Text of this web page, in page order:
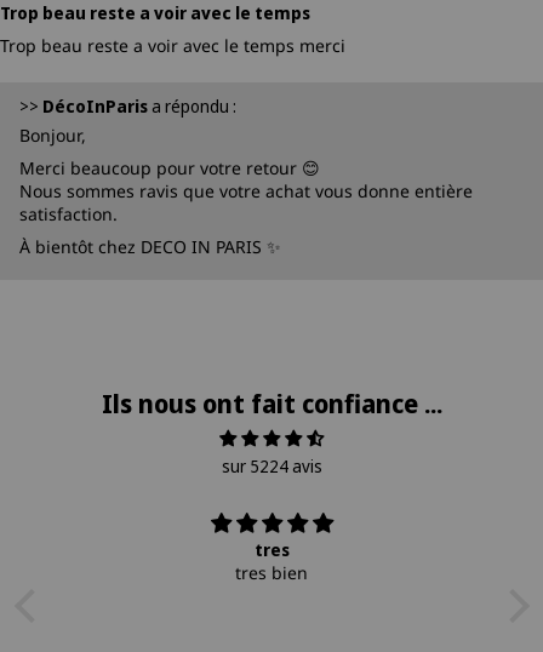
Trop beau reste a voir avec le temps
Trop beau reste a voir avec le temps merci
>> DécoInParis a répondu :
Bonjour,
Merci beaucoup pour votre retour 😊
Nous sommes ravis que votre achat vous donne entière
satisfaction.
À bientôt chez DECO IN PARIS ✨
Ils nous ont fait confiance ...
sur 5224 avis
tres
tres bien